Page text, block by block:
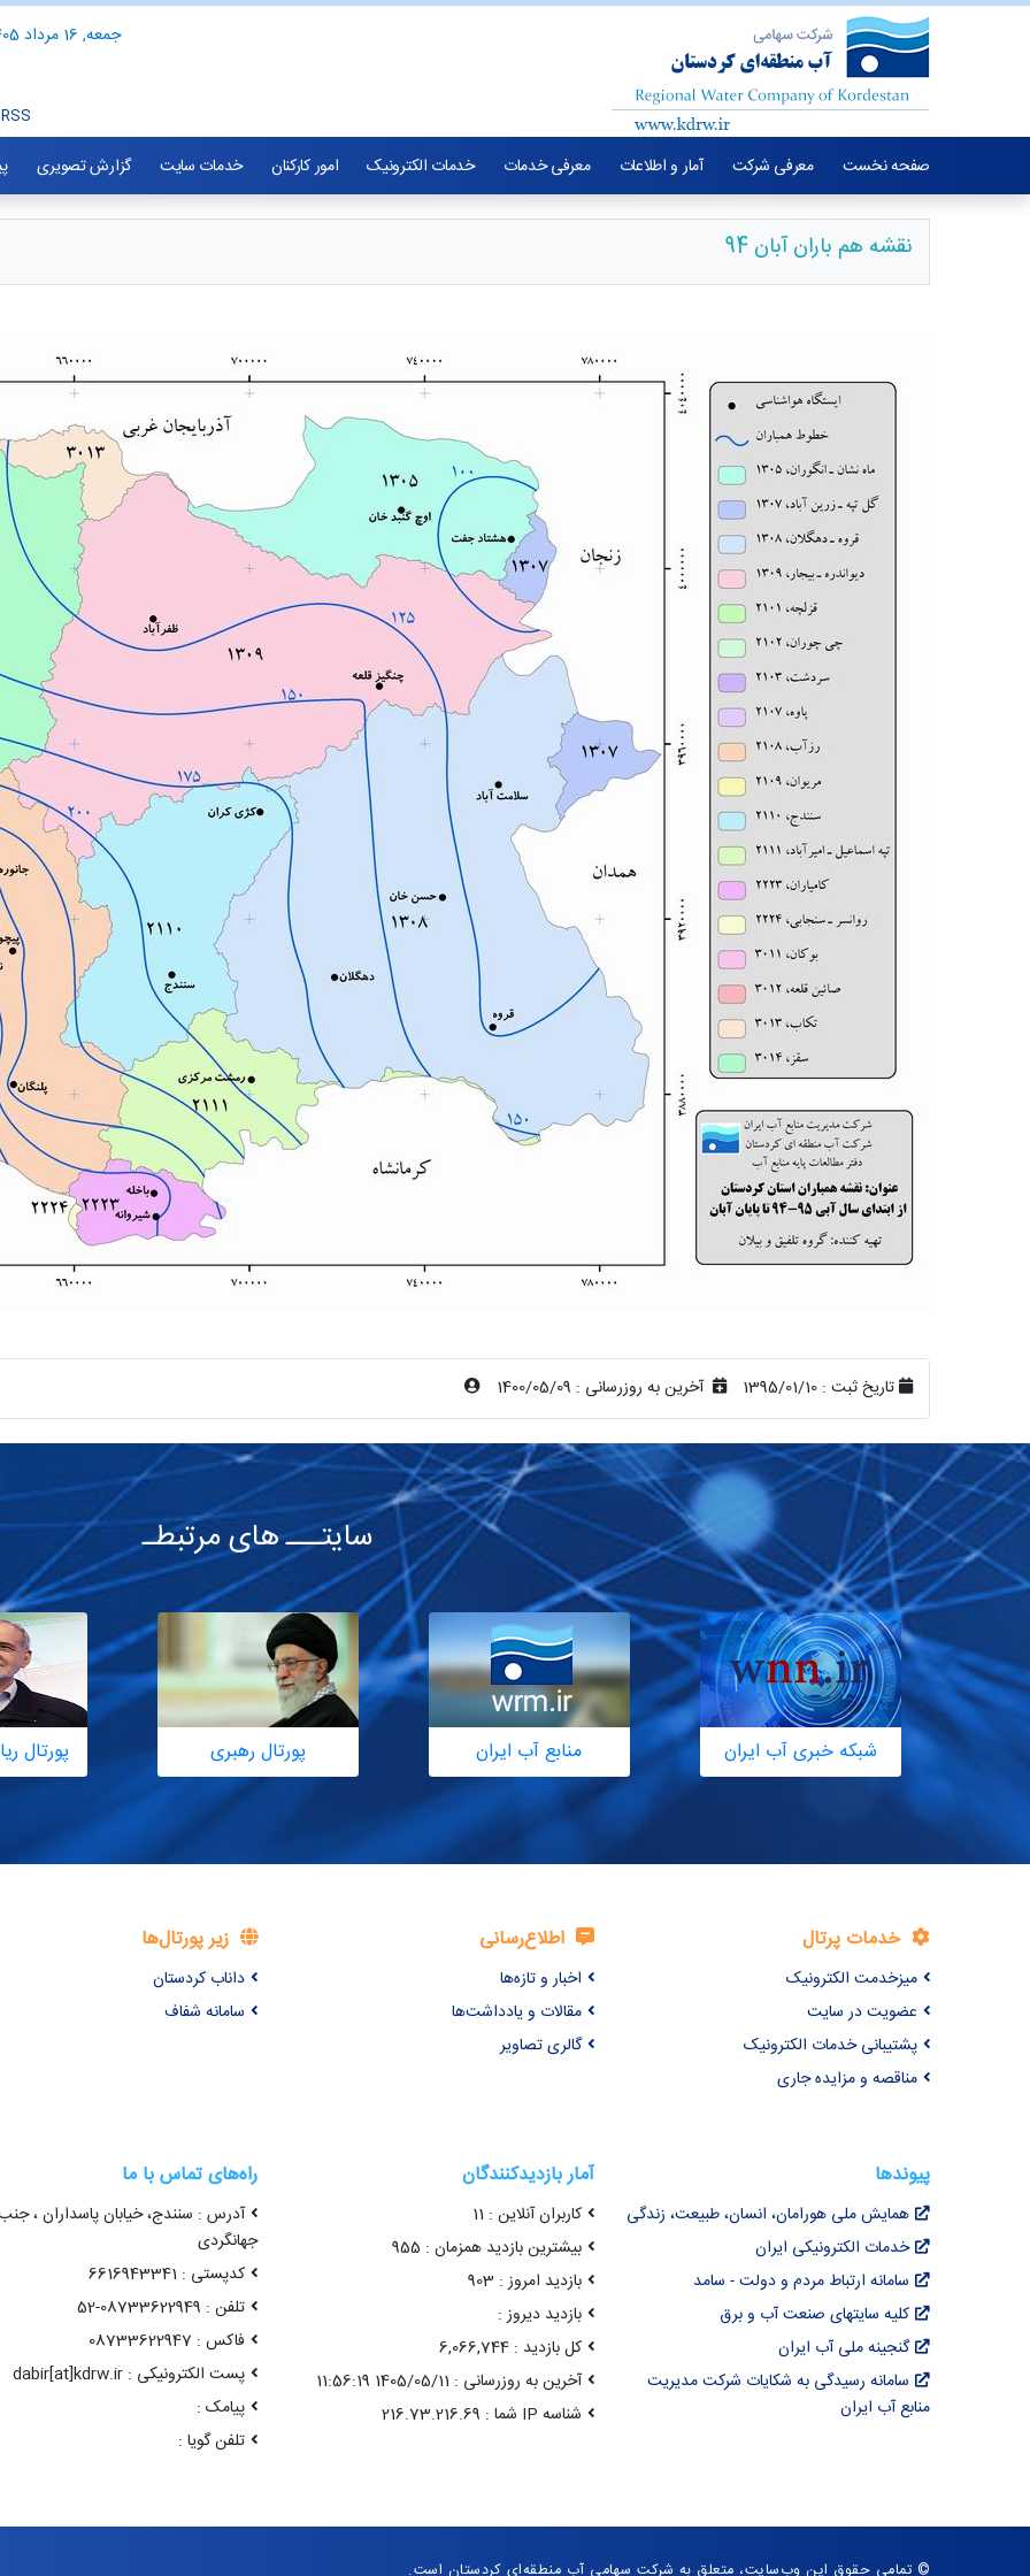
جمعه, 16 مرداد 1405
RSS
صفحه نخست معرفی شرکت آمار و اطلاعات معرفی خدمات خدمات الکترونیک امور کارکنان خدمات سایت گزارش تصویری
نقشه هم باران آبان 94
تاریخ ثبت : 1395/01/10 آخرین به روزرسانی : 1400/05/09
سایتـــ های مرتبطـ
شبکه خبری آب ایران منابع آب ایران پورتال رهبری پورتال
خدمات پرتال
میزخدمت الکترونیک
عضویت در سایت
پشتیبانی خدمات الکترونیک
مناقصه و مزایده جاری
اطلاع‌رسانی
اخبار و تازه‌ها
مقالات و یادداشت‌ها
گالری تصاویر
زیر پورتال‌ها
داناب کردستان
سامانه شفاف
پیوندها
همایش ملی هورامان، انسان، طبیعت، زندگی
خدمات الکترونیکی ایران
سامانه ارتباط مردم و دولت - سامد
کلیه سایتهای صنعت آب و برق
گنجینه ملی آب ایران
سامانه رسیدگی به شکایات شرکت مدیریت
منابع آب ایران
آمار بازدیدکنندگان
کاربران آنلاین : 11
بیشترین بازدید همزمان : 955
بازدید امروز : 903
بازدید دیروز :
کل بازدید : 6,066,744
آخرین به روزرسانی : 1405/05/11 11:56:19
شناسه IP شما : 216.73.216.69
راه‌های تماس با ما
آدرس : سنندج، خیابان پاسداران ،
جهانگردی
کدپستی : 6616943341
تلفن : 08733622949-52
فاکس : 08733622947
پست الکترونیکی : dabir[at]kdrw.ir
پیامک :
تلفن گویا :
© تمامی حقوق این وب‌سایت، متعلق به شرکت سهامی آب منطقه‌ای کردستان است.